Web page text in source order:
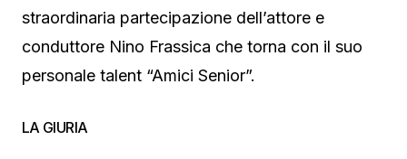
straordinaria partecipazione dell’attore e
conduttore Nino Frassica che torna con il suo
personale talent “Amici Senior”.
LA GIURIA